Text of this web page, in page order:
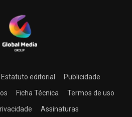
Estatuto editorial
Publicidade
Ficha Técnica
Termos de uso
Assinaturas